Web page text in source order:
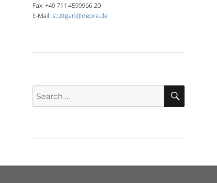
Fax: +49 711 4599966-20
E-Mail: stuttgart@depre.de
Search
for:
SEARCH